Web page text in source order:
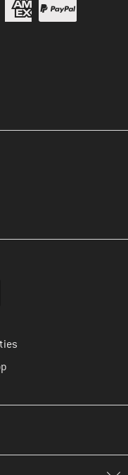
volgende stap je